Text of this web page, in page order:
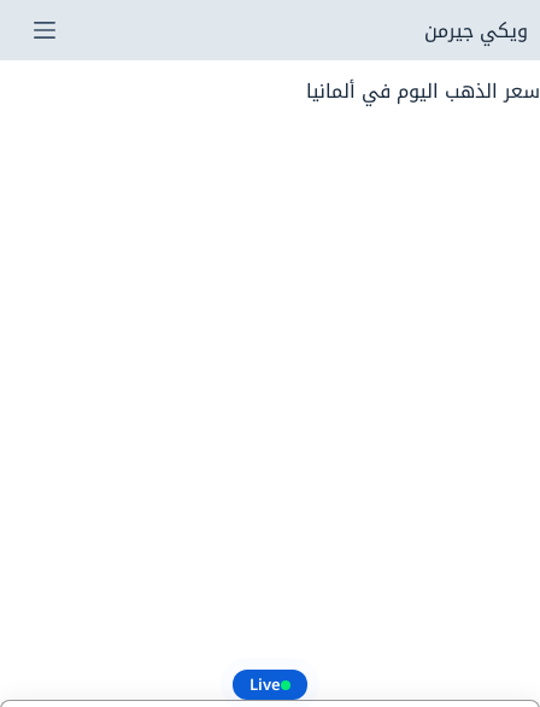
التجاوز
إلى
المحتوى
ويكي جيرمن
سعر الذهب اليوم في ألمانيا
Live